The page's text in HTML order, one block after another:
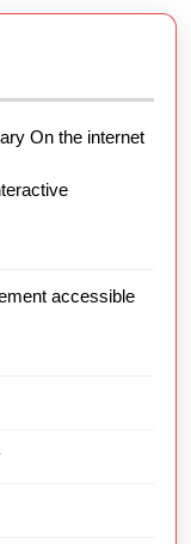
On the internet
accessible